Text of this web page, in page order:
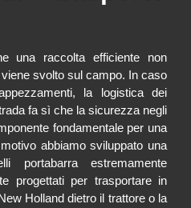
una raccolta efficiente non
svolto sul campo. In caso
la logistica dei
fa sì che la sicurezza negli
fondamentale per una
abbiamo sviluppato una
portabarra estremamente
progettati per trasportare in
Holland dietro il trattore o la